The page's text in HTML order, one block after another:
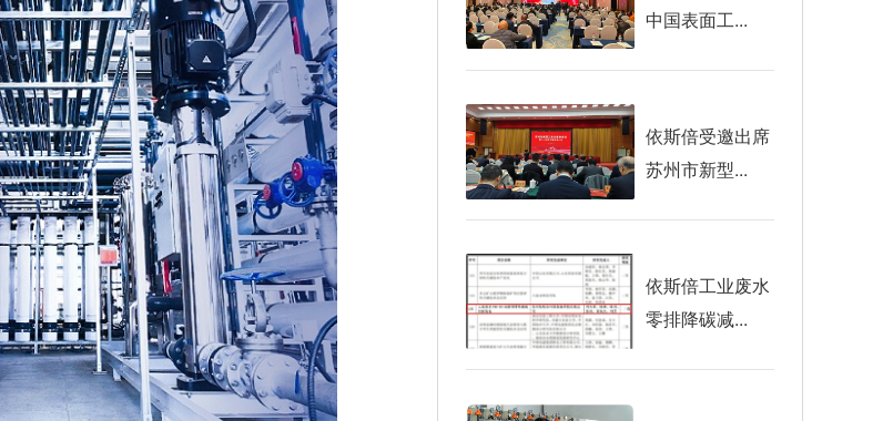
中国表面工...
依斯倍受邀出席
苏州市新型...
依斯倍工业废水
零排降碳减...